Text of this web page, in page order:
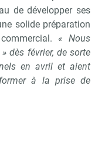
de développer ses
solide préparation
« Nous
dès février, de sorte
en avril et aient
à la prise de